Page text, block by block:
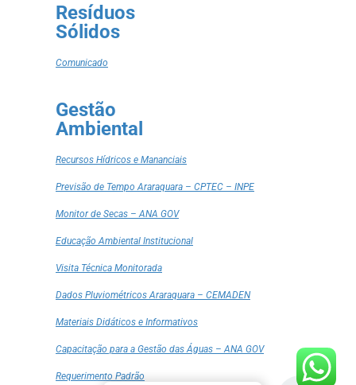
Resíduos
Sólidos
Comunicado
Gestão
Ambiental
Recursos Hídricos e Mananciais
Previsão de Tempo Araraquara – CPTEC – INPE
Monitor de Secas – ANA GOV
Educação Ambiental Institucional
Visita Técnica Monitorada
Dados Pluviométricos Araraquara – CEMADEN
Materiais Didáticos e Informativos
Capacitação para a Gestão das Águas – ANA GOV
Requerimento Padrão